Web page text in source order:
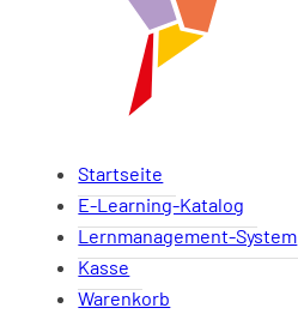
Startseite
E-Learning-Katalog
Lernmanagement-System
Kasse
Warenkorb